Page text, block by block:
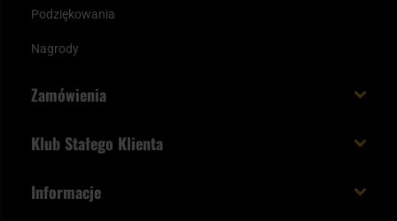
Podziękowania
Nagrody
Zamówienia
Paczka w weekend
Klub Stałego Klienta
Informacje